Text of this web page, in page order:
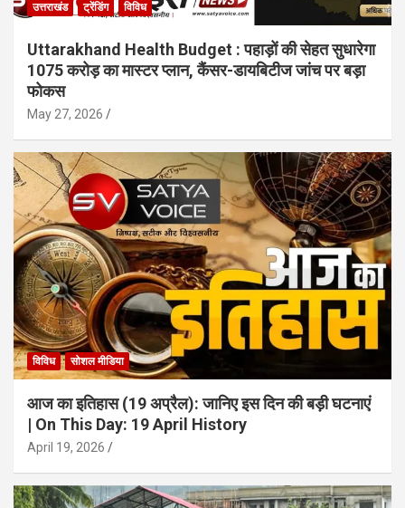
उत्तराखंड ट्रेंडिंग विविध
Uttarakhand Health Budget : पहाड़ों की सेहत सुधारेगा
1075 करोड़ का मास्टर प्लान, कैंसर-डायबिटीज जांच पर बड़ा
फोकस
May 27, 2026
विविध सोशल मीडिया
आज का इतिहास (19 अप्रैल): जानिए इस दिन की बड़ी घटनाएं
| On This Day: 19 April History
April 19, 2026